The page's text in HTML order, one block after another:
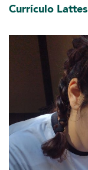
Currículo Lattes